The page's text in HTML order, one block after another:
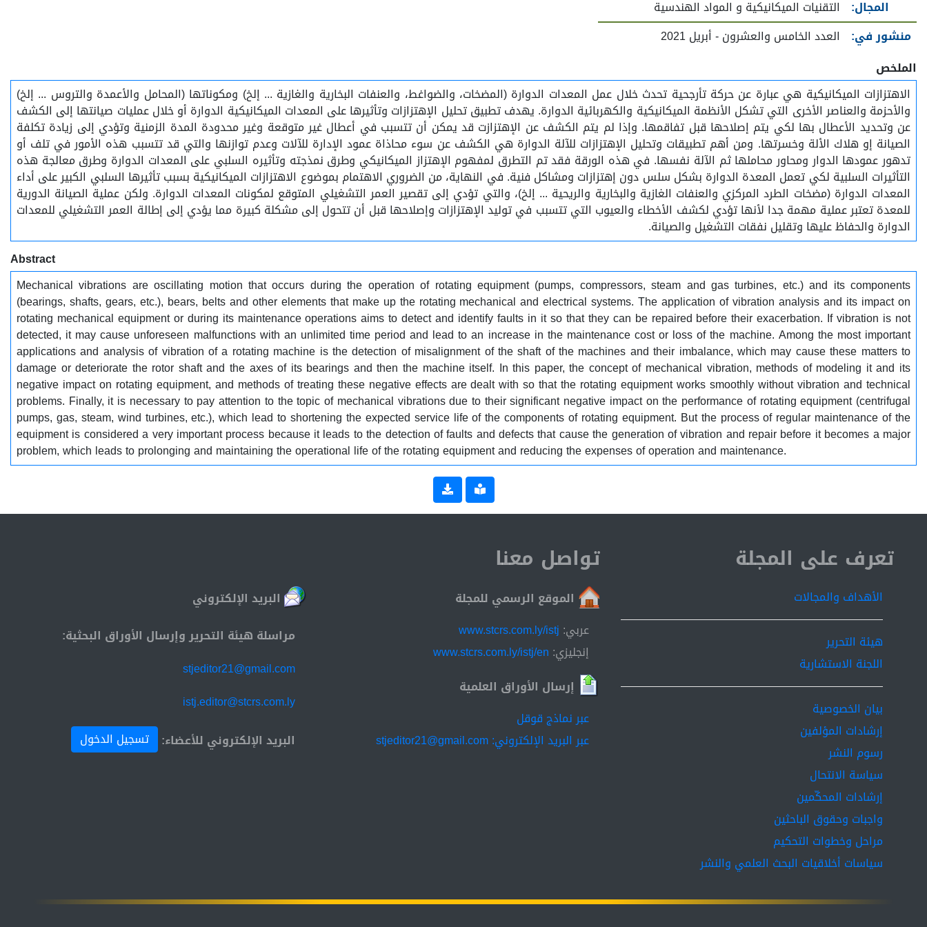
المجال:
التقنيات الميكانيكية و المواد الهندسية
منشور في:
العدد الخامس والعشرون - أبريل 2021
الملخص
الاهتزازات الميكانيكية هي عبارة عن حركة تأرجحية تحدث خلال عمل المعدات الدوارة (المضخات، والضواغط، والعنفات البخارية والغازية ... إلخ) ومكوناتها (المحامل والأعمدة والتروس ... إلخ)
والأحزمة والعناصر الأخرى التي تشكل الأنظمة الميكانيكية والكهربائية الدوارة. يهدف تطبيق تحليل الإهتزازات وتأثيرها على المعدات الميكانيكية الدوارة أو خلال عمليات صيانتها إلى الكشف
عن وتحديد الأعطال بها لكي يتم إصلاحها قبل تفاقمها. وإذا لم يتم الكشف عن الإهتزازت قد يمكن أن تتسبب في أعطال غير متوقعة وغير محدودة المدة الزمنية وتؤدي إلى زيادة تكلفة
الصيانة إو هلاك الألة وخسرتها. ومن أهم تطبيقات وتحليل الإهتزازات للآلة الدوارة هي الكشف عن سوء محاذاة عمود الإدارة للآلات وعدم توازنها والتي قد تتسبب هذه الأمور في تلف أو
تدهور عمودها الدوار ومحاور محاملها ثم الآلة نفسها. في هذه الورقة فقد تم التطرق لمفهوم الإهتزاز الميكانيكي وطرق نمذجته وتأثيره السلبي على المعدات الدوارة وطرق معالجة هذه
التأثيرات السلبية لكي تعمل المعدة الدوارة بشكل سلس دون إهتزازات ومشاكل فنية. في النهاية، من الضروري الاهتمام بموضوع الاهتزازات الميكانيكية بسبب تأثيرها السلبي الكبير على أداء
المعدات الدوارة (مضخات الطرد المركزي والعنفات الغازية والبخارية والريحية ... إلخ)، والتي تؤدي إلى تقصير العمر التشغيلي المتوقع لمكونات المعدات الدوارة. ولكن عملية الصيانة الدورية
للمعدة تعتبر عملية مهمة جدا لأنها تؤدي لكشف الأخطاء والعيوب التي تتسبب في توليد الإهتزازات وإصلاحها قبل أن تتحول إلى مشكلة كبيرة مما يؤدي إلى إطالة العمر التشغيلي للمعدات
الدوارة والحفاظ عليها وتقليل نفقات التشغيل والصيانة.
Abstract
Mechanical vibrations are oscillating motion that occurs during the operation of rotating equipment (pumps, compressors, steam and gas turbines, etc.) and its components
(bearings, shafts, gears, etc.), bears, belts and other elements that make up the rotating mechanical and electrical systems. The application of vibration analysis and its impact on
rotating mechanical equipment or during its maintenance operations aims to detect and identify faults in it so that they can be repaired before their exacerbation. If vibration is not
detected, it may cause unforeseen malfunctions with an unlimited time period and lead to an increase in the maintenance cost or loss of the machine. Among the most important
applications and analysis of vibration of a rotating machine is the detection of misalignment of the shaft of the machines and their imbalance, which may cause these matters to
damage or deteriorate the rotor shaft and the axes of its bearings and then the machine itself. In this paper, the concept of mechanical vibration, methods of modeling it and its
negative impact on rotating equipment, and methods of treating these negative effects are dealt with so that the rotating equipment works smoothly without vibration and technical
problems. Finally, it is necessary to pay attention to the topic of mechanical vibrations due to their significant negative impact on the performance of rotating equipment (centrifugal
pumps, gas, steam, wind turbines, etc.), which lead to shortening the expected service life of the components of rotating equipment. But the process of regular maintenance of the
equipment is considered a very important process because it leads to the detection of faults and defects that cause the generation of vibration and repair before it becomes a major
problem, which leads to prolonging and maintaining the operational life of the rotating equipment and reducing the expenses of operation and maintenance.
ISSN 2519-9854
تعرف على المجلة
الأهداف والمجالات
هيئة التحرير
اللجنة الاستشارية
بيان الخصوصية
إرشادات المؤلفين
رسوم النشر
سياسة الانتحال
إرشادات المحكّمين
واجبات وحقوق الباحثين
مراحل وخطوات التحكيم
سياسات أخلاقيات البحث العلمي والنشر
تواصل معنا
الموقع الرسمي للمجلة
عربي: www.stcrs.com.ly/istj
إنجليزي: www.stcrs.com.ly/istj/en
إرسال الأوراق العلمية
عبر نماذج قوقل
عبر البريد الإلكتروني: stjeditor21@gmail.com
البريد الإلكتروني
مراسلة هيئة التحرير وإرسال الأوراق البحثية:
stjeditor21@gmail.com
istj.editor@stcrs.com.ly
البريد الإلكتروني للأعضاء:
تسجيل الدخول